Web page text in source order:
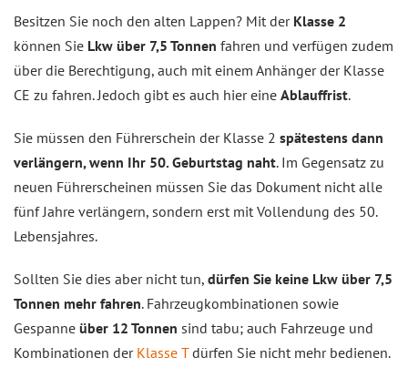
Besitzen Sie noch den alten Lappen? Mit der Klasse 2
können Sie Lkw über 7,5 Tonnen fahren und verfügen zudem
über die Berechtigung, auch mit einem Anhänger der Klasse
CE zu fahren. Jedoch gibt es auch hier eine Ablauffrist.
Sie müssen den Führerschein der Klasse 2 spätestens dann
verlängern, wenn Ihr 50. Geburtstag naht. Im Gegensatz zu
neuen Führerscheinen müssen Sie das Dokument nicht alle
fünf Jahre verlängern, sondern erst mit Vollendung des 50.
Lebensjahres.
Sollten Sie dies aber nicht tun, dürfen Sie keine Lkw über 7,5
Tonnen mehr fahren. Fahrzeugkombinationen sowie
Gespanne über 12 Tonnen sind tabu; auch Fahrzeuge und
Kombinationen der Klasse Tdürfen Sie nicht mehr bedienen.